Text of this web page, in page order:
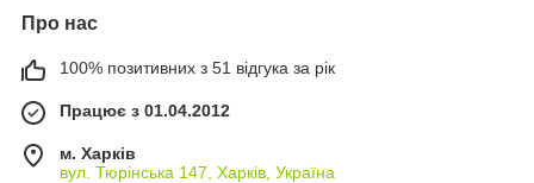
Про нас
100% позитивних з 51 відгука за рік
Працює з 01.04.2012
м. Харків
вул. Тюрінська 147, Харків, Україна